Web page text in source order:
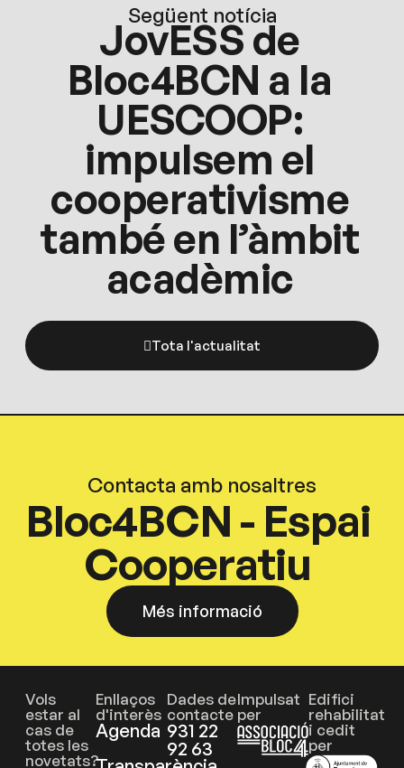
Següent notícia
JovESS de
Bloc4BCN a la
UESCOOP:
impulsem el
cooperativisme
també en l’àmbit
acadèmic
Tota l'actualitat
Contacta amb nosaltres
Bloc4BCN - Espai
Cooperatiu
Més informació
Vols
estar al
cas de
totes les
novetats?
Enllaços
d'interès
Agenda
Dades de
contacte
931 22
92 63
Impulsat
per
Edifici
rehabilitat
i cedit
per